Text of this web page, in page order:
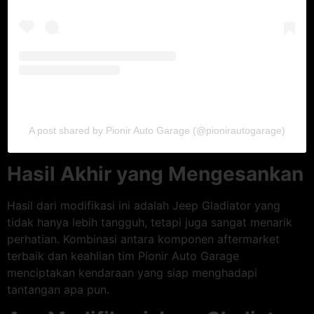
A post shared by Pionir Auto Garage (@pionirautogarage)
Hasil Akhir yang Mengesankan
Hasil dari modifikasi ini adalah Jeep Gladiator yang
tidak hanya lebih tangguh, tetapi juga sangat menarik
perhatian. Kombinasi antara komponen aftermarket
terbaik dan keahlian tim Pionir Auto Garage
menciptakan kendaraan yang siap menghadapi
tantangan apa pun.